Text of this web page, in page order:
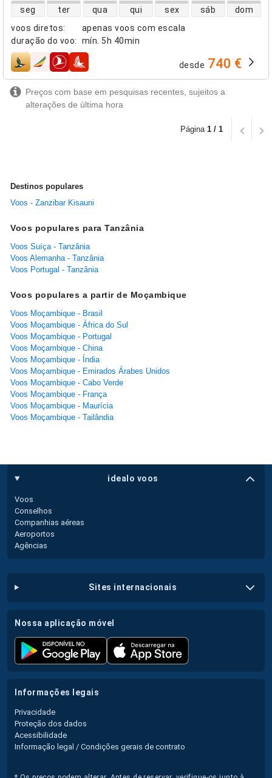
voos diretos:
apenas voos com escala
duração do voo: mín. 5h 40min
disponibilidade de voos diretos
seg ter qua qui sex sáb dom
companhias aéreas desde 740 €
Preços com base em pesquisas recentes, sujeitos a
alterações de última hora
Página 1 / 1
Destinos populares
Voos - Zanzibar Kisauni
Voos populares para Tanzânia
Voos Suíça - Tanzânia
Voos Alemanha - Tanzânia
Voos Portugal - Tanzânia
Voos populares a partir de Moçambique
Voos Moçambique - Brasil
Voos Moçambique - África do Sul
Voos Moçambique - Portugal
Voos Moçambique - China
Voos Moçambique - Índia
Voos Moçambique - Emirados Árabes Unidos
Voos Moçambique - Cabo Verde
Voos Moçambique - França
Voos Moçambique - Maurícia
Voos Moçambique - Tailândia
idealo voos
Voos
Conselhos
Companhias aéreas
Aeroportos
Agências
sites internacionais
nossa aplicação móvel
informações legais
Privacidade
Proteção dos dados
Acessibilidade
Informação legal / Condições gerais de contrato